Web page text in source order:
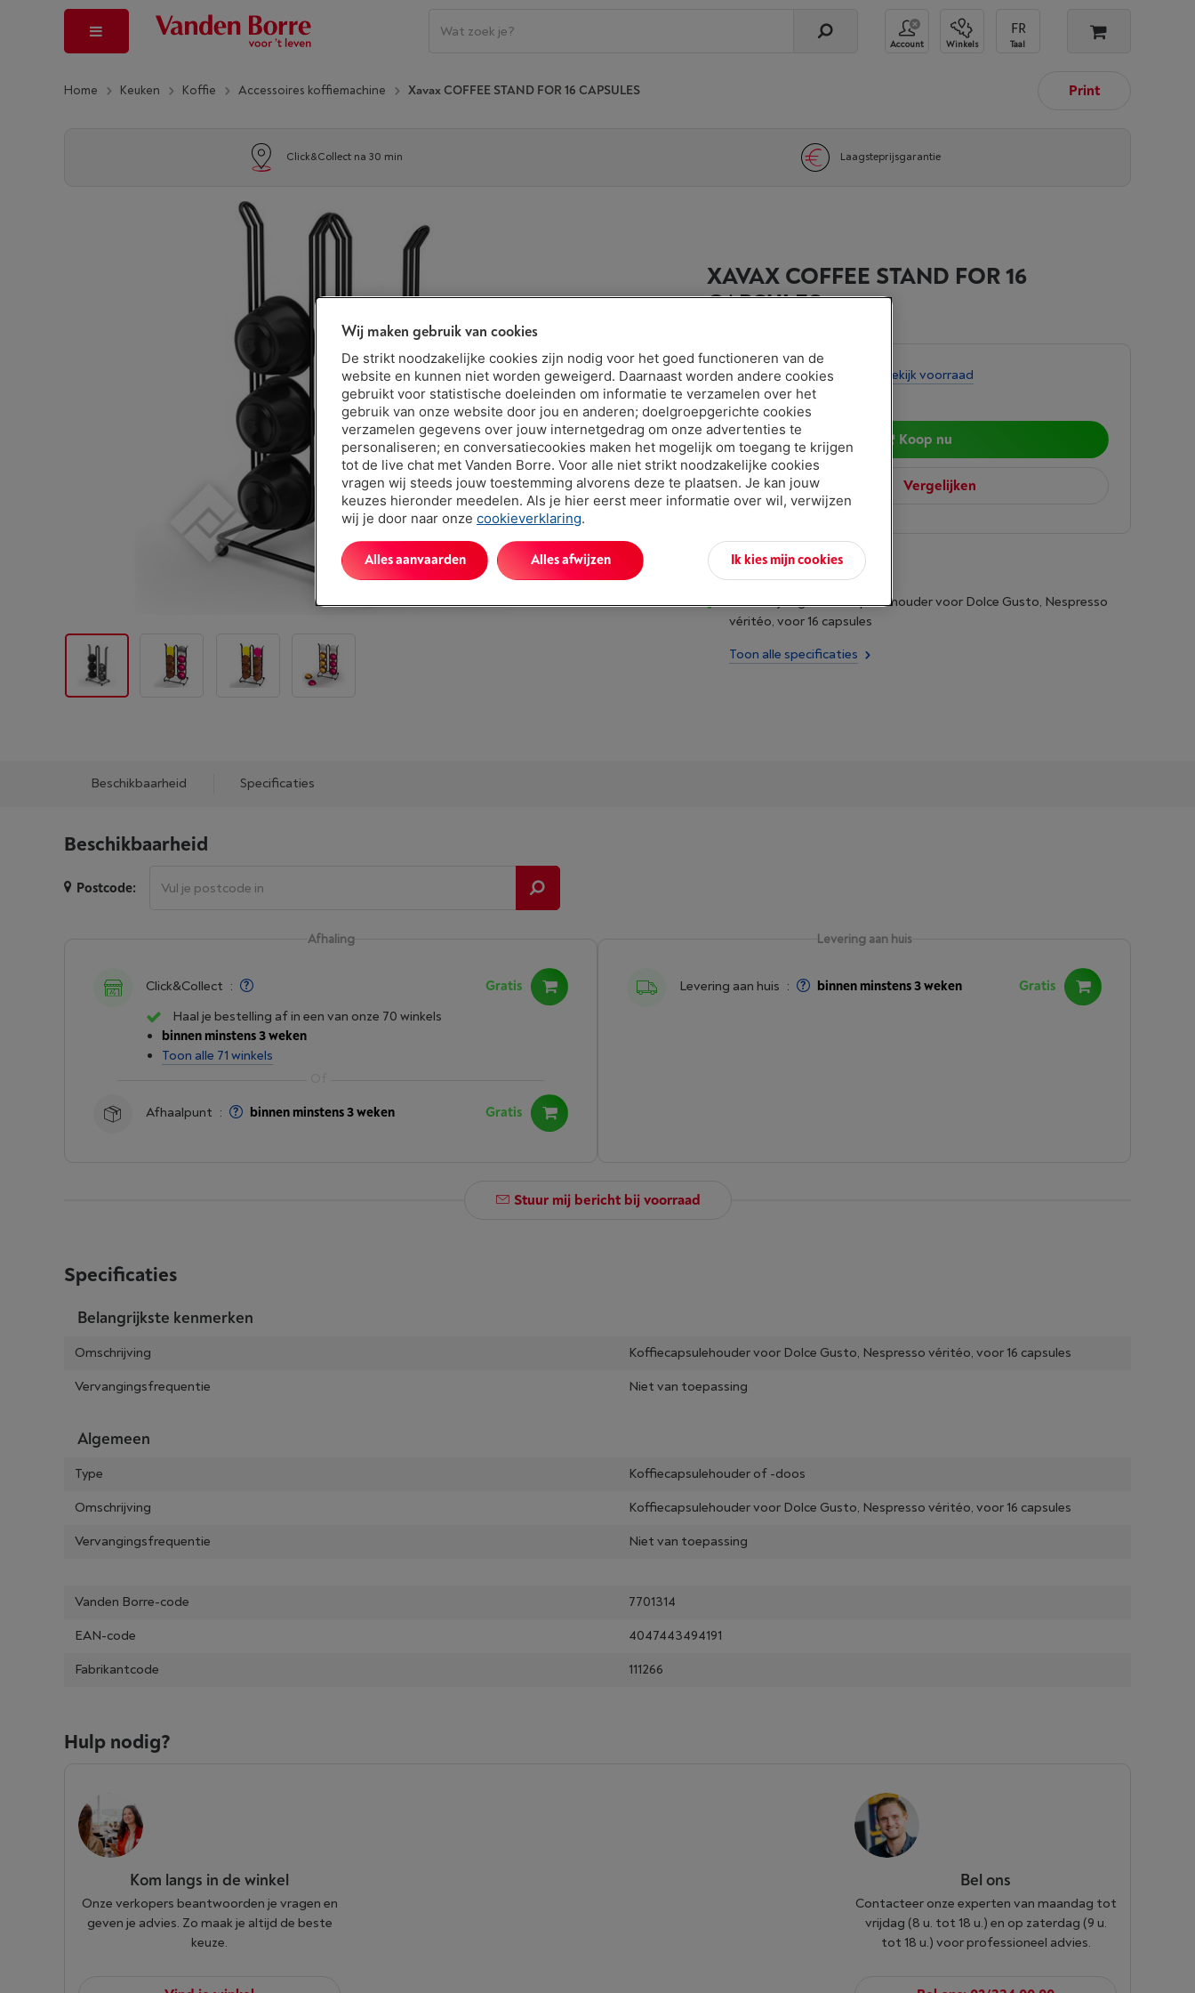
Account Winkels Taal
Home Keuken Koffie Accessoires koffiemachine Xavax COFFEE STAND FOR 16 CAPSULES Print
Click&Collect na 30 min Laagsteprijsgarantie
XAVAX COFFEE STAND FOR 16
CAPSULES
Binnen minstens 3 weken Bekijk voorraad
€ 19,99
Koop nu
Vergelijken
Troeven
Omschrijving: Koffiecapsulehouder voor Dolce Gusto, Nespresso
véritéo, voor 16 capsules
Toon alle specificaties
Beschikbaarheid Specificaties
Beschikbaarheid
Postcode:
Levering aan huis
Levering aan huis : binnen minstens 3 weken Gratis
Afhaling
Click&Collect :
Gratis
Haal je bestelling af in een van onze 70 winkels
binnen minstens 3 weken
Toon alle 71 winkels
Afhaalpunt : binnen minstens 3 weken Gratis
Stuur mij bericht bij voorraad
Specificaties
Belangrijkste kenmerken
Omschrijving
Koffiecapsulehouder voor Dolce Gusto, Nespresso véritéo, voor 16 capsules
Vervangingsfrequentie
Niet van toepassing
Algemeen
Type
Koffiecapsulehouder of -doos
Omschrijving
Koffiecapsulehouder voor Dolce Gusto, Nespresso véritéo, voor 16 capsules
Vervangingsfrequentie
Niet van toepassing
Vanden Borre-code
7701314
EAN-code
4047443494191
Fabrikantcode
111266
Hulp nodig?
Kom langs in de winkel
Onze verkopers beantwoorden je vragen en
geven je advies. Zo maak je altijd de beste
keuze.
Bel ons
Contacteer onze experten van maandag tot
vrijdag (8 u. tot 18 u.) en op zaterdag (9 u.
tot 18 u.) voor professioneel advies.
Wij maken gebruik van cookies
De strikt noodzakelijke cookies zijn nodig voor het goed functioneren van de
website en kunnen niet worden geweigerd. Daarnaast worden andere cookies
gebruikt voor statistische doeleinden om informatie te verzamelen over het
gebruik van onze website door jou en anderen; doelgroepgerichte cookies
verzamelen gegevens over jouw internetgedrag om onze advertenties te
personaliseren; en conversatiecookies maken het mogelijk om toegang te krijgen
tot de live chat met Vanden Borre. Voor alle niet strikt noodzakelijke cookies
vragen wij steeds jouw toestemming alvorens deze te plaatsen. Je kan jouw
keuzes hieronder meedelen. Als je hier eerst meer informatie over wil, verwijzen
wij je door naar onze cookieverklaring.
Ik kies mijn cookies
Alles afwijzen
Alles aanvaarden